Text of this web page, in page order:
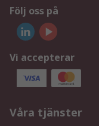
Följ oss på
Vi accepterar
Våra tjänster